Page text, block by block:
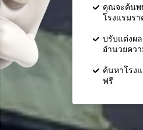
คุณจะค้นพ
โรงแรมรา
ปรับแต่งผ
อำนวยคว
ค้นหาโรง
ฟรี